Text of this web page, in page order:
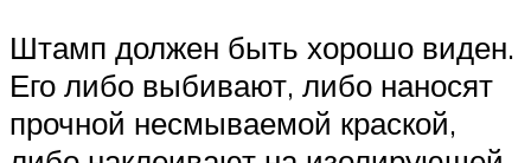
Штамп должен быть хорошо виден.
Его либо выбивают, либо наносят
прочной несмываемой краской,